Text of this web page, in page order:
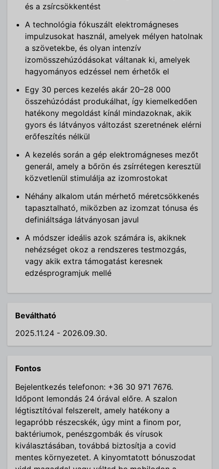
és a zsírcsökkentést
A technológia fókuszált elektromágneses
impulzusokat használ, amelyek mélyen hatolnak
a szövetekbe, és olyan intenzív
izomösszehúzódásokat váltanak ki, amelyek
hagyományos edzéssel nem érhetők el
Egy 30 perces kezelés akár 20–28 000
összehúzódást produkálhat, így kiemelkedően
hatékony megoldást kínál mindazoknak, akik
gyors és látványos változást szeretnének elérni
erőfeszítés nélkül
A kezelés során a gép elektromágneses mezőt
generál, amely a bőrön és zsírrétegen keresztül
közvetlenül stimulálja az izomrostokat
Néhány alkalom után mérhető méretcsökkenés
tapasztalható, miközben az izomzat tónusa és
definiáltsága látványosan javul
A módszer ideális azok számára is, akiknek
nehézséget okoz a rendszeres testmozgás,
vagy akik extra támogatást keresnek
edzésprogramjuk mellé
Beváltható
2025.11.24 - 2026.09.30.
Fontos
Bejelentkezés telefonon: +36 30 971 7676.
Időpont lemondás 24 órával előre. A szalon
légtisztítóval felszerelt, amely hatékony a
legapróbb részecskék, úgy mint a finom por,
baktériumok, penészgombák és vírusok
kiválasztásában, továbbá biztosítja a covid
mentes környezetet. A kinyomtatott bónuszodat